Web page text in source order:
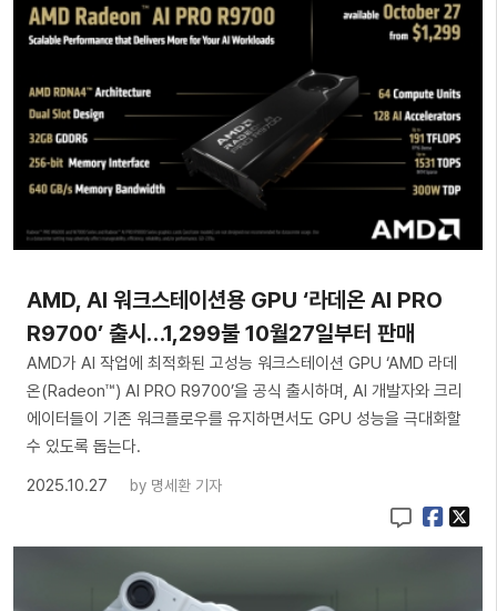
AMD, AI 워크스테이션용 GPU ‘라데온 AI PRO
R9700’ 출시…1,299불 10월27일부터 판매
AMD가 AI 작업에 최적화된 고성능 워크스테이션 GPU ‘AMD 라데
온(Radeon™) AI PRO R9700’을 공식 출시하며, AI 개발자와 크리
에이터들이 기존 워크플로우를 유지하면서도 GPU 성능을 극대화할
수 있도록 돕는다.
2025.10.27
by 명세환 기자